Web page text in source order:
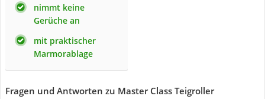
nimmt keine
Gerüche an
mit praktischer
Marmorablage
Fragen und Antworten zu Master Class Teigroller